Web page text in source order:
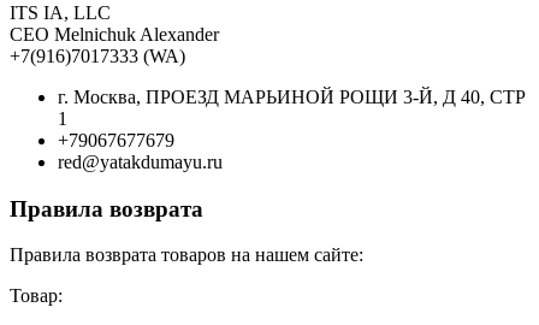
ITS IA, LLC
CEO Melnichuk Alexander
+7(916)7017333 (WA)
г. Москва, ПРОЕЗД МАРЬИНОЙ РОЩИ 3-Й, Д 40, СТР
1
+79067677679
red@yatakdumayu.ru
Правила возврата
Правила возврата товаров на нашем сайте:
Товар: